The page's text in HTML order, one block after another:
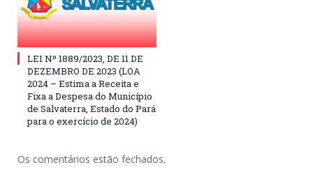
LEI Nº 1889/2023, DE 11 DE
DEZEMBRO DE 2023 (LOA
2024 – Estima a Receita e
Fixa a Despesa do Município
de Salvaterra, Estado do Pará
para o exercício de 2024)
Os comentários estão fechados.